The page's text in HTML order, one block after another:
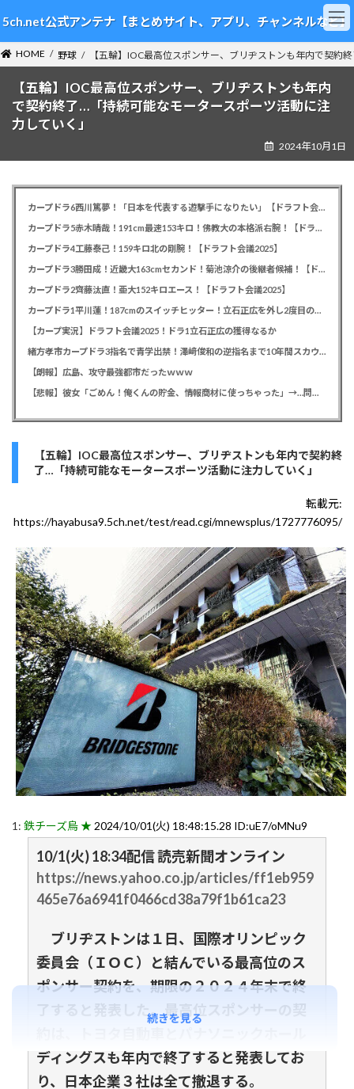
ン
テ
ン
ツ
ビ
ゲ
ー
シ
5ch.net公式アンテナ【まとめサイト、アプリ、チャンネルなど】
HOME 野球 【五輪】IOC最高位スポンサー、ブリヂストンも年内で契
【五輪】IOC最高位スポンサー、ブリヂストンも年内
で契約終了…「持続可能なモータースポーツ活動に注
力していく」
2024年10月1日
カープドラ6西川篤夢！「日本を代表する遊撃手になりたい」【ドラフト会議2025】
カープドラ5赤木晴哉！191cm最速153キロ！佛教大の本格派右腕！【ドラフト会議2025】
カープドラ4工藤泰己！159キロ北の剛腕！【ドラフト会議2025】
カープドラ3勝田成！近畿大163cmセカンド！菊池涼介の後継者候補！【ドラフト会議2025】
カープドラ2齊藤汰直！亜大152キロエース！【ドラフト会議2025】
カープドラ1平川蓮！187cmのスイッチヒッター！立石正広を外し2度目の重複も新井監督がクジを引き当てる！【ドラフト会議2025】
【カープ実況】ドラフト会議2025！ドラ1立石正広の獲得なるか
緒方孝市カープドラ3指名で青学出禁！澤﨑俊和の逆指名まで10年間スカウト出禁
【朗報】広島、攻守最強都市だったｗｗｗ
【悲報】彼女「ごめん！俺くんの貯金、情報商材に使っちゃった」→…問い詰めたらギャン泣きされたんだが俺が悪いのか？
【五輪】IOC最高位スポンサー、ブリヂストンも年内で契約終
了…「持続可能なモータースポーツ活動に注力していく」
転載元:
https://hayabusa9.5ch.net/test/read.cgi/mnewsplus/1727776095/
1: 鉄チーズ烏 ★ 2024/10/01(火) 18:48:15.28 ID:uE7/oMNu9
10/1(火) 18:34配信 読売新聞オンライン
https://news.yahoo.co.jp/articles/ff1eb959
465e76a6941f0466cd38a79f1b61ca23
ブリヂストンは１日、国際オリンピック
委員会（ＩＯＣ）と結んでいる最高位のス
ポンサー契約を、期限の２０２４年末で終
了すると発表した。最高位スポンサーの契
ディングスも年内で終了すると発表してお
り、日本企業３社は全て撤退する。
続きを見る